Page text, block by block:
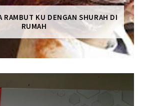
RAMBUT KU DENGAN SHURAH DI
RUMAH